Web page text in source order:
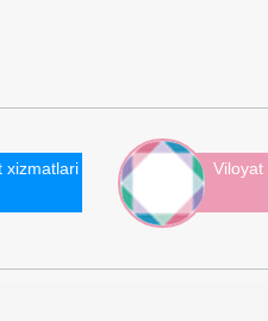
xizmatlari Viloyat